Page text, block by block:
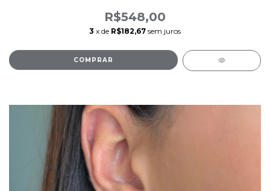
R$548,00
3 x de R$182,67 sem juros
COMPRAR